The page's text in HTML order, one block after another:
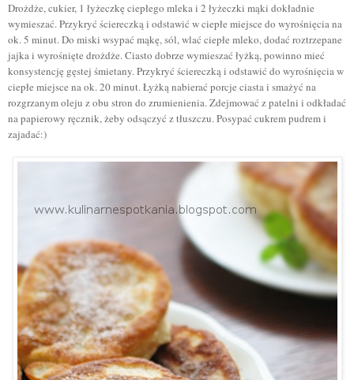
Drożdże, cukier, 1 łyżeczkę ciepłego mleka i 2 łyżeczki mąki dokładnie
wymieszać. Przykryć ściereczką i odstawić w ciepłe miejsce do wyrośnięcia na
ok. 5 minut. Do miski wsypać mąkę, sól, wlać ciepłe mleko, dodać roztrzepane
jajka i wyrośnięte drożdże. Ciasto dobrze wymieszać łyżką, powinno mieć
konsystencję gęstej śmietany. Przykryć ściereczką i odstawić do wyrośnięcia w
ciepłe miejsce na ok. 20 minut. Łyżką nabierać porcje ciasta i smażyć na
rozgrzanym oleju z obu stron do zrumienienia. Zdejmować z patelni i odkładać
na papierowy ręcznik, żeby odsączyć z tłuszczu. Posypać cukrem pudrem i
zajadać:)